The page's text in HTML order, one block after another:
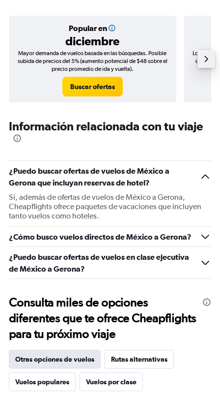
Popular en
diciembre
Mayor demanda de vuelos basada en las búsquedas. Posible
subida de precios del 5% (aumento potencial de $48 sobre el
precio promedio de ida y vuelta).
Buscar ofertas
Los
de
Información relacionada con tu viaje
¿Puedo buscar ofertas de vuelos de México a
Gerona que incluyan reservas de hotel?
Sí, además de ofertas de vuelos de México a Gerona,
Cheapflights ofrece paquetes de vacaciones que incluyen
tanto vuelos como hoteles.
¿Cómo busco vuelos directos de México a Gerona?
¿Puedo buscar ofertas de vuelos en clase ejecutiva
de México a Gerona?
Consulta miles de opciones
diferentes que te ofrece Cheapflights
para tu próximo viaje
Otras opciones de vuelos Rutas alternativas
Vuelos populares Vuelos por clase